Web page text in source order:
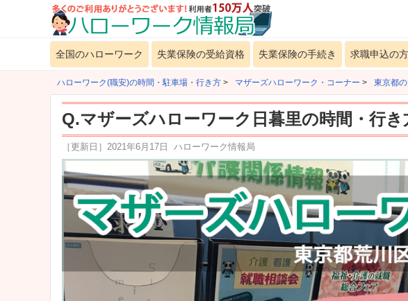
全国のハローワーク 失業保険の受給資格 失業保険の手続き 求職申込の
ハローワーク(職安)の時間・駐車場・行き方 > マザーズハローワーク・コーナー > 東京都
Q.マザーズハローワーク日暮里の時間・行
［更新日］ 2021年6月17日 ハローワーク情報局